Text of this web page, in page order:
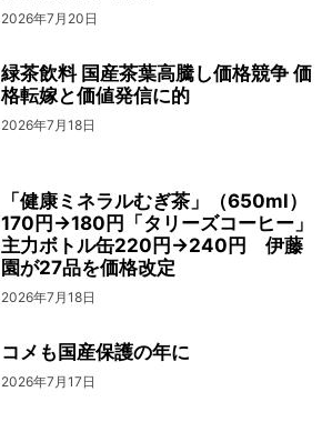
2026年7月20日
緑茶飲料 国産茶葉高騰し価格競争 価
格転嫁と価値発信に的
2026年7月18日
「健康ミネラルむぎ茶」（650ml）
170円→180円「タリーズコーヒー」
主力ボトル缶220円→240円 伊藤
園が27品を価格改定
2026年7月18日
コメも国産保護の年に
2026年7月17日